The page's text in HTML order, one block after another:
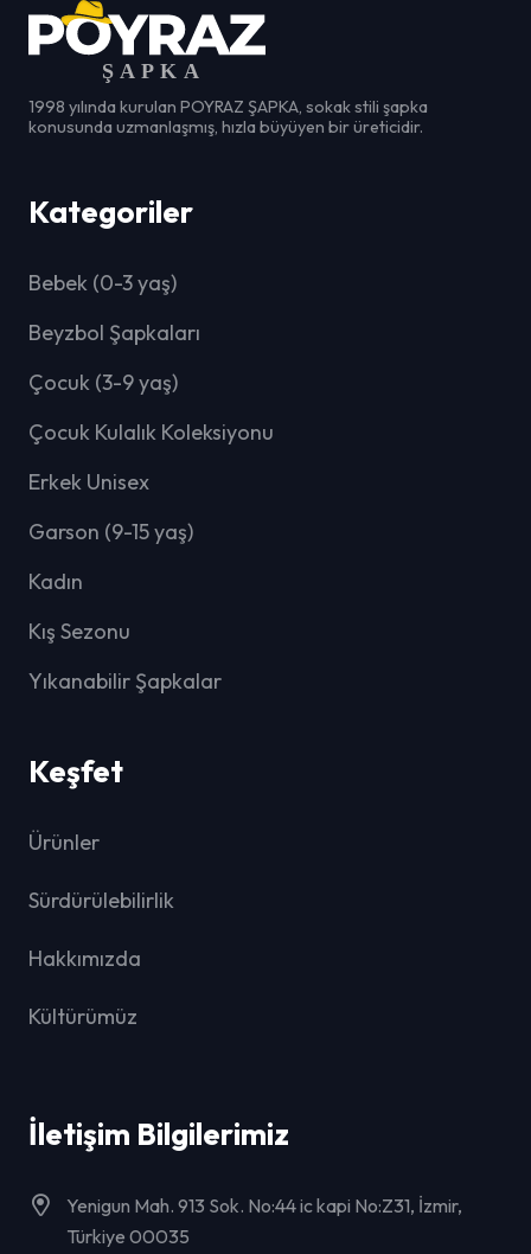
1998 yılında kurulan POYRAZ ŞAPKA, sokak stili şapka
konusunda uzmanlaşmış, hızla büyüyen bir üreticidir.
Kategoriler
Bebek (0-3 yaş)
Beyzbol Şapkaları
Çocuk (3-9 yaş)
Çocuk Kulalık Koleksiyonu
Erkek Unisex
Garson (9-15 yaş)
Kadın
Kış Sezonu
Yıkanabilir Şapkalar
Keşfet
Ürünler
Sürdürülebilirlik
Hakkımızda
Kültürümüz
İletişim Bilgilerimiz
Yenigun Mah. 913 Sok. No:44 ic kapi No:Z31, İzmir,
Türkiye 00035